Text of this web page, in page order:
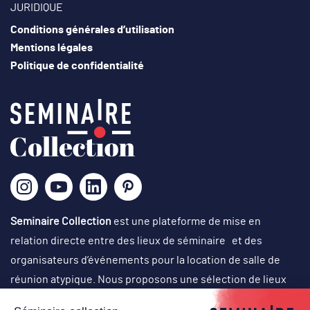
Laissez la magie de la
Provence opérer !
Avignon
Le
lieu idéalpour un séminaire d’entreprise est
modulable, pouvant accueillir vos collaborateurs ou
prestataires à la fois pour une journée d’étude et pour
des activités ludiques et incentives : vous alliez ainsi
modulables ou desalles de réunions entièrement
JURIDIQUE
Conditions générales d’utilisation
Mentions légales
Politique de confidentialité
Seminaire Collection est une plateforme de mise en
relation directe entre des lieux de séminaire et des
organisateurs d’événements pour la location de salle de
réunion atypique. Nous proposons une sélection de lieux
originaux, singuliers et atypiques dans des cadres